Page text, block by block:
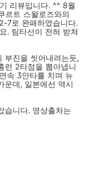
리뷰입니다. ^^ 8월
르트 스왈로즈와의
7로 완패하였습니다.
. 팀타선이 전혀 받쳐
부진을 씻어내려는듯,
런 2타점을 뽑아냅니
속 3안타를 치며 뉴
운데, 일본에선 역시
습니다. 영상출처는